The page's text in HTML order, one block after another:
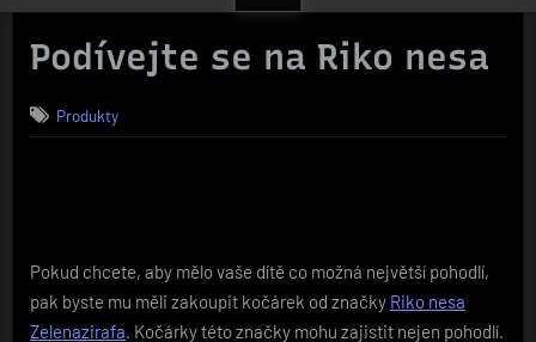
Podívejte se na Riko nesa
Produkty
Pokud chcete, aby mělo vaše dítě co možná největší pohodlí,
pak byste mu měli zakoupit kočárek od značky Riko nesa
Zelenazirafa . Kočárky této značky mohu zajistit nejen pohodlí.